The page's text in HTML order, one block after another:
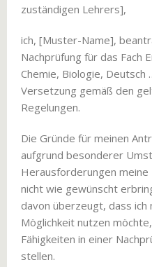
zuständigen Lehrers],
ich, [Muster-Name],
Nachprüfung für das Fach
Chemie, Biologie, Deutsch
Versetzung gemäß den
Regelungen.
Die Gründe für meinen
aufgrund besonderer
Herausforderungen meine
nicht wie gewünscht
davon überzeugt, dass ich
Möglichkeit nutzen
Fähigkeiten in einer
stellen.